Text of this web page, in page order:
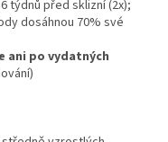
týdnů před sklizní (2x);
dosáhnou 70% své
ani po vydatných